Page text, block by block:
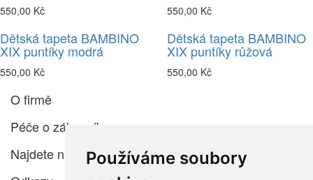
Používáme soubory
550,00 Kč 550,00 Kč
Dětská tapeta BAMBINO
XIX puntíky modrá
550,00 Kč
Dětská tapeta BAMBINO
XIX puntíky růžová
550,00 Kč
O firmě
Péče o zákazníka
Najdete nás